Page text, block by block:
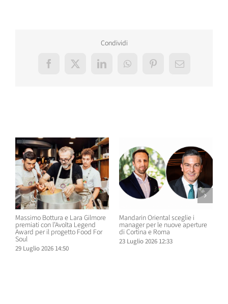
Condividi
Facebook
X LinkedInWhatsAppPinterestEmail
Massimo Bottura e Lara Gilmore
premiati con l’Avolta Legend
Award per il progetto Food For
Soul
29 Luglio 2026 14:50
Mandarin Oriental sceglie i
manager per le nuove aperture
di Cortina e Roma
23 Luglio 2026 12:33